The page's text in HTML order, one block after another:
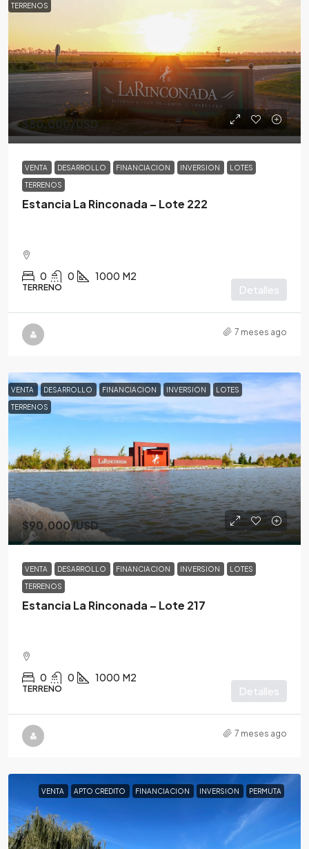
TERRENOS
$80,000/USD
VENTA DESARROLLO FINANCIACION INVERSION LOTES
TERRENOS
Estancia La Rinconada – Lote 222
0 0 1000 M2
TERRENO Detalles
7 meses ago
VENTA DESARROLLO FINANCIACION INVERSION LOTES
TERRENOS
$90,000/USD
VENTA DESARROLLO FINANCIACION INVERSION LOTES
TERRENOS
Estancia La Rinconada – Lote 217
0 0 1000 M2
TERRENO Detalles
7 meses ago
VENTA APTO CREDITO FINANCIACION INVERSION PERMUTA